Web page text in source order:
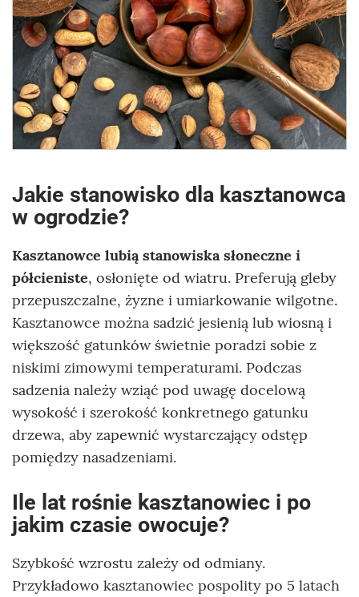
Jakie stanowisko dla kasztanowca
w ogrodzie?
Kasztanowce lubią stanowiska słoneczne i
półcieniste, osłonięte od wiatru. Preferują gleby
przepuszczalne, żyzne i umiarkowanie wilgotne.
Kasztanowce można sadzić jesienią lub wiosną i
większość gatunków świetnie poradzi sobie z
niskimi zimowymi temperaturami. Podczas
sadzenia należy wziąć pod uwagę docelową
wysokość i szerokość konkretnego gatunku
drzewa, aby zapewnić wystarczający odstęp
pomiędzy nasadzeniami.
Ile lat rośnie kasztanowiec i po
jakim czasie owocuje?
Szybkość wzrostu zależy od odmiany.
Przykładowo kasztanowiec pospolity po 5 latach